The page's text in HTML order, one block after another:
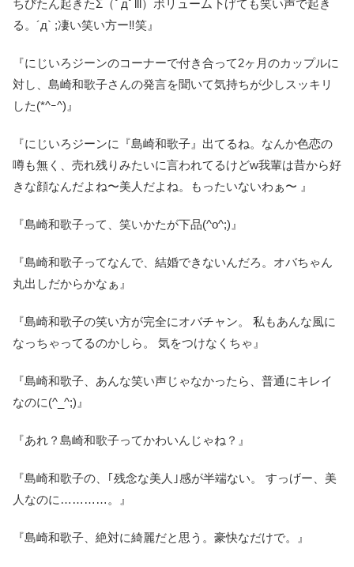
ちびたん起きたΣ（ﾟдﾟlll）ボリューム下げても笑い声で起き
る。´д` ;凄い笑い方ー‼︎笑』
『にじいろジーンのコーナーで付き合って2ヶ月のカップルに
対し、島崎和歌子さんの発言を聞いて気持ちが少しスッキリ
した(*^ｰ^)』
『にじいろジーンに『島崎和歌子』出てるね。なんか色恋の
噂も無く、売れ残りみたいに言われてるけどw我輩は昔から好
きな顔なんだよね〜美人だよね。もったいないわぁ〜 』
『島崎和歌子って、笑いかたが下品(^o^;)』
『島崎和歌子ってなんで、結婚できないんだろ。オバちゃん
丸出しだからかなぁ』
『島崎和歌子の笑い方が完全にオバチャン。 私もあんな風に
なっちゃってるのかしら。 気をつけなくちゃ』
『島崎和歌子、あんな笑い声じゃなかったら、普通にキレイ
なのに(^_^;)』
『あれ？島崎和歌子ってかわいんじゃね？』
『島崎和歌子の、｢残念な美人｣感が半端ない。 すっげー、美
人なのに…………。』
『島崎和歌子、絶対に綺麗だと思う。豪快なだけで。』